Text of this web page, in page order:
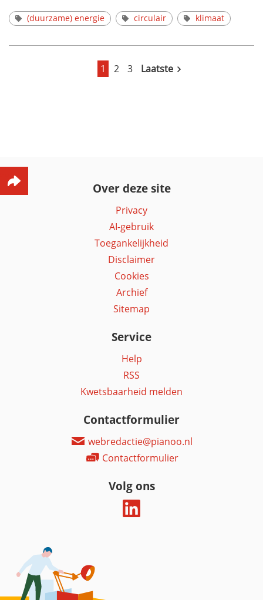
(duurzame) energie circulair klimaat
1 Pagina
2 Pagina
3
Laatste
Laatste
Over deze site
Privacy
AI-gebruik
Toegankelijkheid
Disclaimer
Cookies
Archief
Sitemap
Service
Help
RSS
Kwetsbaarheid melden
Contactformulier
webredactie@pianoo.nl
Contactformulier
Volg ons